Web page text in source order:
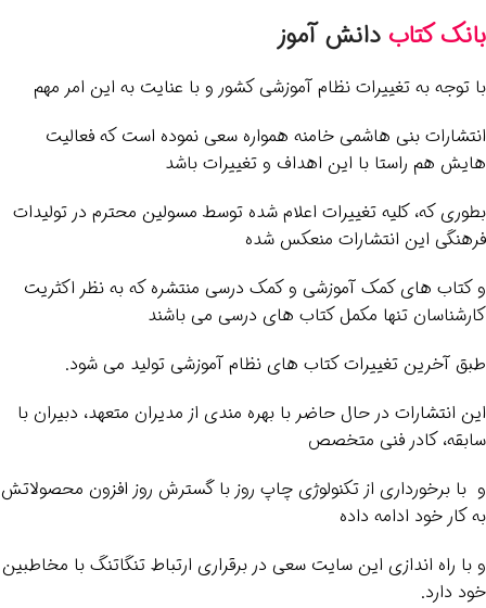
بانک کتاب دانش آموز
با توجه به تغییرات نظام آموزشی کشور و با عنایت به این امر مهم
انتشارات بنی هاشمی خامنه همواره سعی نموده است که فعالیت
هایش هم راستا با این اهداف و تغییرات باشد
بطوری که، کلیه تغییرات اعلام شده توسط مسولین محترم در تولیدات
فرهنگی این انتشارات منعکس شده
و کتاب های کمک آموزشی و کمک درسی منتشره که به نظر اکثریت
کارشناسان تنها مکمل کتاب های درسی می باشند
طبق آخرین تغییرات کتاب های نظام آموزشی تولید می شود.
این انتشارات در حال حاضر با بهره مندی از مدیران متعهد، دبیران با
سابقه، کادر فنی متخصص
و با برخورداری از تکنولوژی چاپ روز با گسترش روز افزون محصولاتش
به کار خود ادامه داده
و با راه اندازی این سایت سعی در برقراری ارتباط تنگاتنگ با مخاطبین
خود دارد.